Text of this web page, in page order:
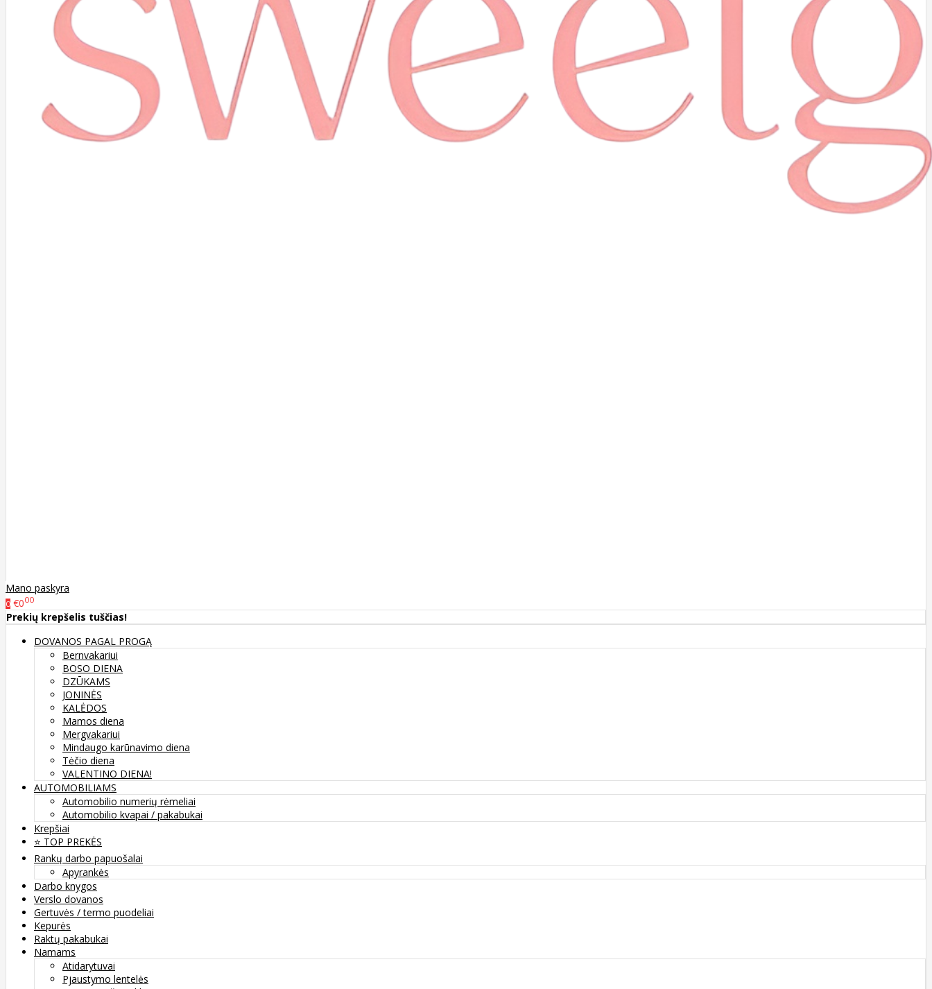
Mano paskyra
0 €000
Prekių krepšelis tuščias!
DOVANOS PAGAL PROGĄ
Bernvakariui
BOSO DIENA
DZŪKAMS
JONINĖS
KALĖDOS
Mamos diena
Mergvakariui
Mindaugo karūnavimo diena
Tėčio diena
VALENTINO DIENA!
AUTOMOBILIAMS
Automobilio numerių rėmeliai
Automobilio kvapai / pakabukai
Krepšiai
⭐️ TOP PREKĖS
Rankų darbo papuošalai
Apyrankės
Darbo knygos
Verslo dovanos
Gertuvės / termo puodeliai
Kepurės
Raktų pakabukai
Namams
Atidarytuvai
Pjaustymo lentelės